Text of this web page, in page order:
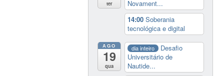
ter
Novament...
14:00Soberania
tecnológica e digital
AGO
19
qua
dia inteiro
Desafio
Universitário de
Nautide...